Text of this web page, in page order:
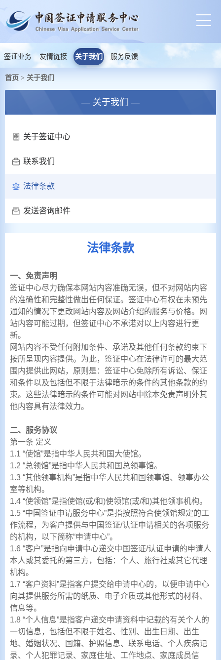
签证业务 友情链接 关于我们 服务反馈
首页 > 关于我们
— 关于我们 —
关于签证中心
联系我们
法律条款
发送咨询邮件
法律条款
一、免责声明
签证中心尽力确保本网站内容准确无误，但不对网站内容
的准确性和完整性做出任何保证。签证中心有权在未预先
通知的情况下更改网站内容及网站介绍的服务与价格。网
站内容可能过期，但签证中心不承诺对以上内容进行更
新。
网站内容不受任何附加条件、承诺及其他任何条款约束下
按所呈现内容提供。为此，签证中心在法律许可的最大范
围内提供此网站，原则是：签证中心免除所有诉讼、保证
和条件以及包括但不限于法律暗示的条件的其他条款的约
束。这些法律暗示的条件可能对网站中除本免责声明外其
他内容具有法律效力。
二、服务协议
第一条 定义
1.1 “使馆”是指中华人民共和国大使馆。
1.2 “总领馆”是指中华人民共和国总领事馆。
1.3 “其他领事机构”是指中华人民共和国领事馆、领事办公
室等机构。
1.4 “使领馆”是指使馆(或/和)使领馆(或/和)其他领事机构。
1.5 “中国签证申请服务中心”是指按照符合使领馆规定的工
作流程，为客户提供与中国签证/认证申请相关的各项服务
的机构，以下简称“申请中心”。
1.6 “客户”是指向申请中心递交中国签证/认证申请的申请人
本人或其委托的第三方，包括：个人、旅行社或其它代理
机构。
1.7 “客户资料”是指客户提交给申请中心的，以便申请中心
向其提供服务所需的纸质、电子介质或其他形式的材料、
信息等。
1.8 “个人信息”是指客户递交申请资料中记载的有关个人的
一切信息，包括但不限于姓名、性别、出生日期、出生
地、婚姻状况、国籍、护照信息、联系电话、个人疾病记
录、个人犯罪记录、家庭住址、工作地点、家庭成员信